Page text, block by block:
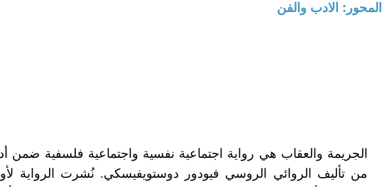
المحور: الادب والفن
الجريمة والعقاب هي رواية اجتماعية نفسية واجتماعية فلسفية ضمن
من تأليف الروائي الروسي فيودور دوستويفيسكي. نُشرت الرواية